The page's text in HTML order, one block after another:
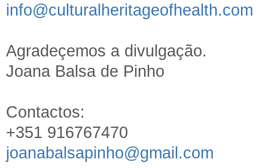
info@culturalheritageofhealth.com
Agradeçemos a divulgação.
Joana Balsa de Pinho
Contactos:
+351 916767470
joanabalsapinho@gmail.com